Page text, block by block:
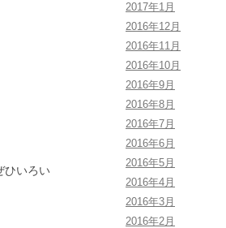
ひいろい
2017年1月
2016年12月
2016年11月
2016年10月
2016年9月
2016年8月
2016年7月
2016年6月
2016年5月
2016年4月
2016年3月
2016年2月